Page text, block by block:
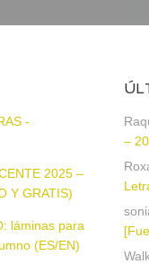
-
2025 –
Y GRATIS)
láminas para
(ES/EN)
–